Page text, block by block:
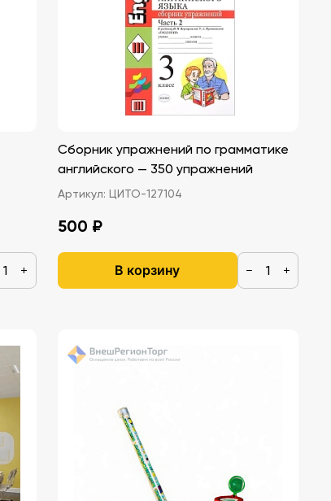
+
Сборник упражнений по грамматике
английского — 350 упражнений
Артикул: ЦИТО-127104
500 ₽
В корзину − +